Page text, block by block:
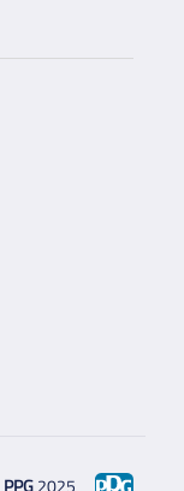
PPG2025